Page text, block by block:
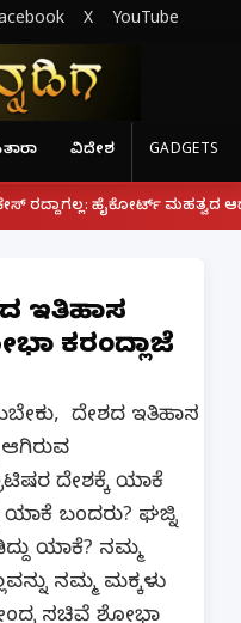
X YouTube
ವಿದೇಶ GADGETS
ಮಹತ್ವದ ಆದೇಶ |
ಇತಿಹಾಸ
ಕರಂದ್ಲಾಜೆ
ದೇಶದ ಇತಿಹಾಸ
ಆಗಿರುವ
ದೇಶಕ್ಕೆ ಯಾಕೆ
ಬಂದರು? ಘಜ್ನಿ
ಯಾಕೆ? ನಮ್ಮ
ನಮ್ಮ ಮಕ್ಕಳು